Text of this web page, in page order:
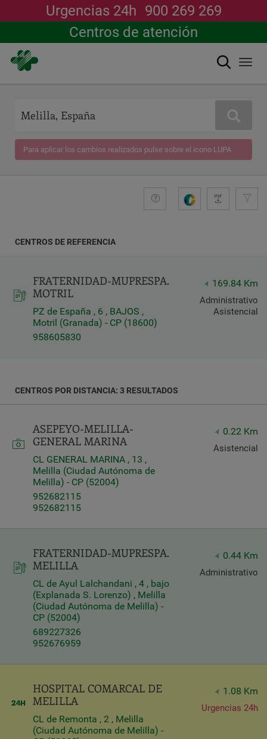
contenido
principal
Urgencias 24h 900 269 269
Centros de atención
Buscar
Buscar
Para aplicar los cambios realizados pulse sobre el icono LUPA
G
+compromiso
Guide
Latitud
Longitud
Kilómetros
Servicios
Search
CENTROS DE REFERENCIA
FRATERNIDAD-MUPRESPA.
MOTRIL
PZ de España , 6 , BAJOS ,
Motril (Granada) - CP (18600)
958605830
169.84 Km
Administrativo
Asistencial
CENTROS POR DISTANCIA: 3 RESULTADOS
ASEPEYO-MELILLA-
GENERAL MARINA
CL GENERAL MARINA , 13 ,
Melilla (Ciudad Autónoma de
Melilla) - CP (52004)
952682115
952682115
0.22 Km
Asistencial
FRATERNIDAD-MUPRESPA.
MELILLA
CL de Ayul Lalchandani , 4 , bajo
(Explanada S. Lorenzo) , Melilla
(Ciudad Autónoma de Melilla) -
CP (52004)
689227326
952676959
0.44 Km
Administrativo
HOSPITAL COMARCAL DE
MELILLA
CL de Remonta , 2 , Melilla
(Ciudad Autónoma de Melilla) -
1.08 Km
Urgencias 24h